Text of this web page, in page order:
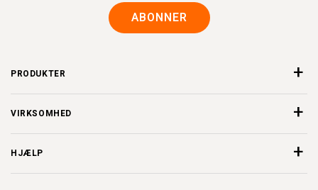
ABONNER
PRODUKTER
VIRKSOMHED
HJÆLP